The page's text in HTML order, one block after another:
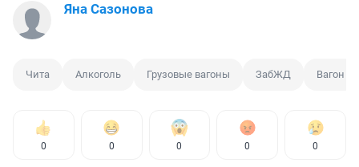
Яна Сазонова
Чита Алкоголь Грузовые вагоны ЗабЖД Вагон
0 0 0 0 0